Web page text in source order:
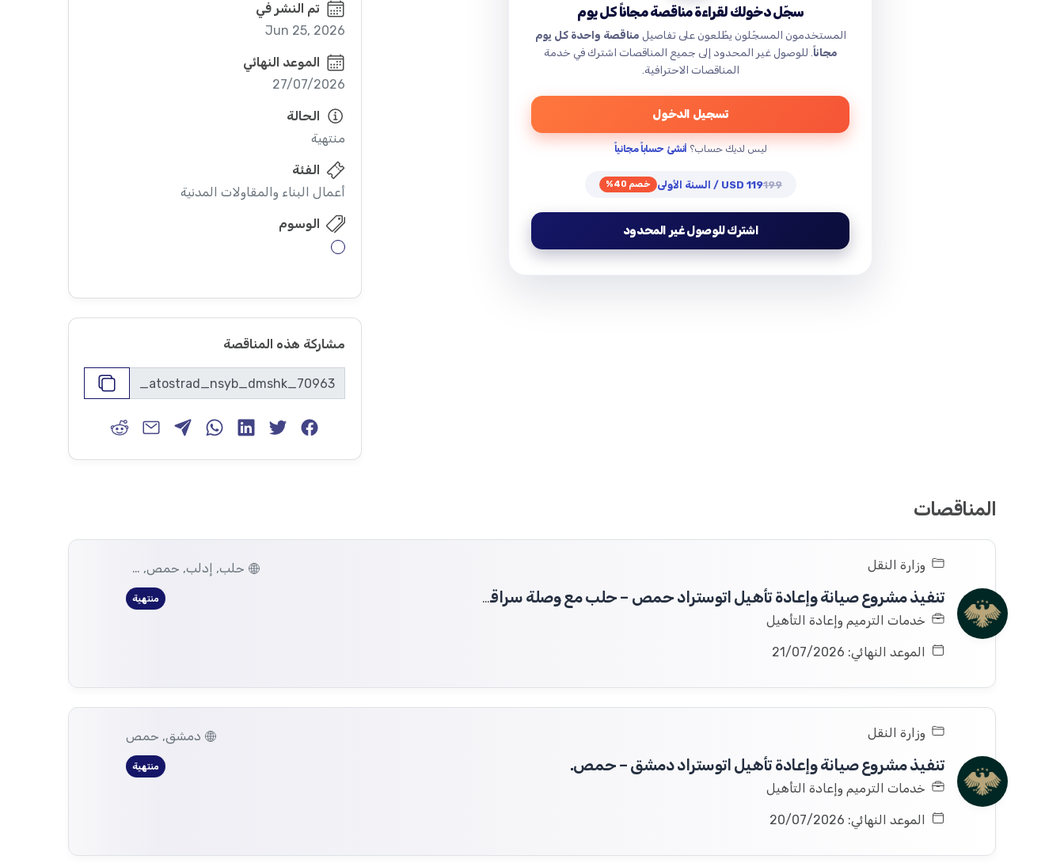
سجّل دخولك لقراءة مناقصة مجاناً كل يوم
المستخدمون المسجّلون يطّلعون على تفاصيل مناقصة واحدة كل يوم
مجاناً . للوصول غير المحدود إلى جميع المناقصات اشترك في خدمة
المناقصات الاحترافية.
تسجيل الدخول
ليس لديك حساب؟ أنشئ حساباً مجانياً
199119 USD / السنة الأولى خصم 40%
اشترك للوصول غير المحدود
تم النشر في
Jun 25, 2026
الموعد النهائي
27/07/2026
الحالة
منتهية
الفئة
أعمال البناء والمقاولات المدنية
الوسوم
مشاركة هذه المناقصة
المناقصات
وزارة النقل
تنفيذ مشروع صيانة وإعادة تأهيل اتوستراد حمص – حلب مع وصلة سراقب – ادلب.
خدمات الترميم وإعادة التأهيل
الموعد النهائي: 21/07/2026
حلب, إدلب, حمص, سراقب، إدلب
منتهية
وزارة النقل
تنفيذ مشروع صيانة وإعادة تأهيل اتوستراد دمشق – حمص.
خدمات الترميم وإعادة التأهيل
الموعد النهائي: 20/07/2026
دمشق, حمص
منتهية